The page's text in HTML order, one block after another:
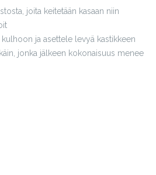
joita keitetään kasaan niin
kulhoon ja asettele levyä kastikkeen
jonka jälkeen kokonaisuus menee